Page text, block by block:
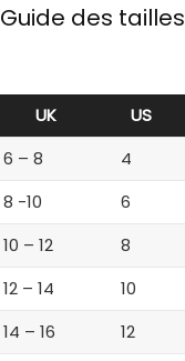
Guide des tailles
UK US
6 – 8 4
8 -10 6
10 – 12 8
12 – 14 10
14 – 16 12